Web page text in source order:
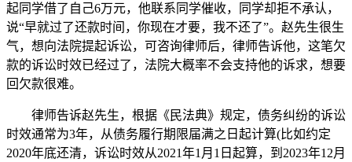
起同学借了自己6万元，他联系同学催收，同学却拒不承认，
说“早就过了还款时间，你现在才要，我不还了”。赵先生很生
气，想向法院提起诉讼，可咨询律师后，律师告诉他，这笔欠
款的诉讼时效已经过了，法院大概率不会支持他的诉求，想要
回欠款很难。
律师告诉赵先生，根据《民法典》规定，债务纠纷的诉讼
时效通常为3年，从债务履行期限届满之日起计算(比如约定
2020年底还清，诉讼时效从2021年1月1日起算，到2023年12月